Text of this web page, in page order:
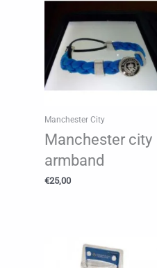
Manchester City
Manchester city
armband
€25,00